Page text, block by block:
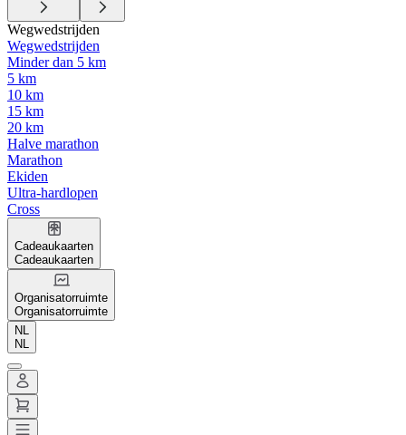
Wegwedstrijden
Wegwedstrijden
Minder dan 5 km
5 km
10 km
15 km
20 km
Halve marathon
Marathon
Ekiden
Ultra-hardlopen
Cross
Cadeaukaarten
Cadeaukaarten
Organisatorruimte
Organisatorruimte
NL
NL